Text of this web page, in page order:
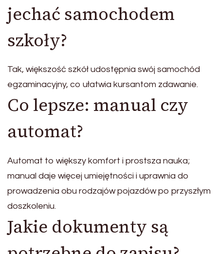
jechać samochodem
szkoły?
Tak, większość szkół udostępnia swój samochód
egzaminacyjny, co ułatwia kursantom zdawanie.
Co lepsze: manual czy
automat?
Automat to większy komfort i prostsza nauka;
manual daje więcej umiejętności i uprawnia do
prowadzenia obu rodzajów pojazdów po przyszłym
doszkoleniu.
Jakie dokumenty są